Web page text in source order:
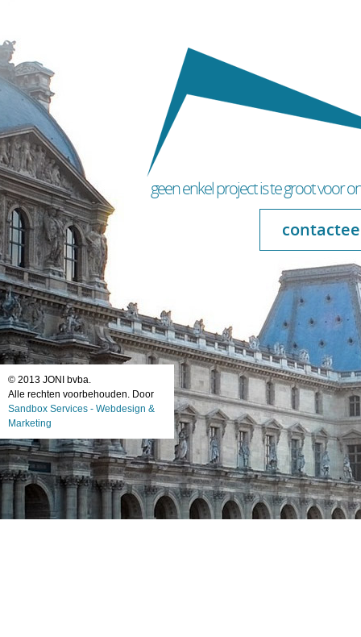
geen enkel project is te groot voor
© 2013 JONI bvba.
Alle rechten voorbehouden. Door
Sandbox Services - Webdesign &
Marketing